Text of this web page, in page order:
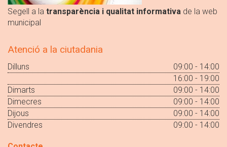
Segell a la transparència i qualitat informativa de la web
municipal
Atenció a la ciutadania
Dilluns
09:00 - 14:00
16:00 - 19:00
Dimarts
09:00 - 14:00
Dimecres
09:00 - 14:00
Dijous
09:00 - 14:00
Divendres
09:00 - 14:00